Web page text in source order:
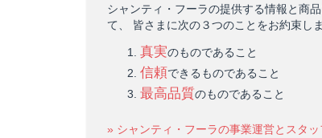
シャンティ・フーラの提供する情報と商
て、 皆さまに次の３つのことをお約束しま
真実のものであること
信頼できるものであること
最高品質のものであること
» シャンティ・フーラの事業運営とスタッ